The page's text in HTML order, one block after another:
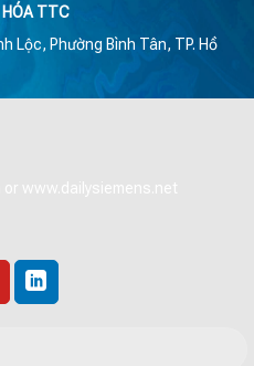
HÓA TTC
Lộc, Phường Bình Tân, TP. Hồ
www.dailysiemens.net